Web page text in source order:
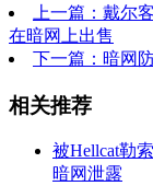
上一篇：戴尔
在暗网上出售
下一篇：暗网
相关推荐
被Hellcat勒
暗网泄露